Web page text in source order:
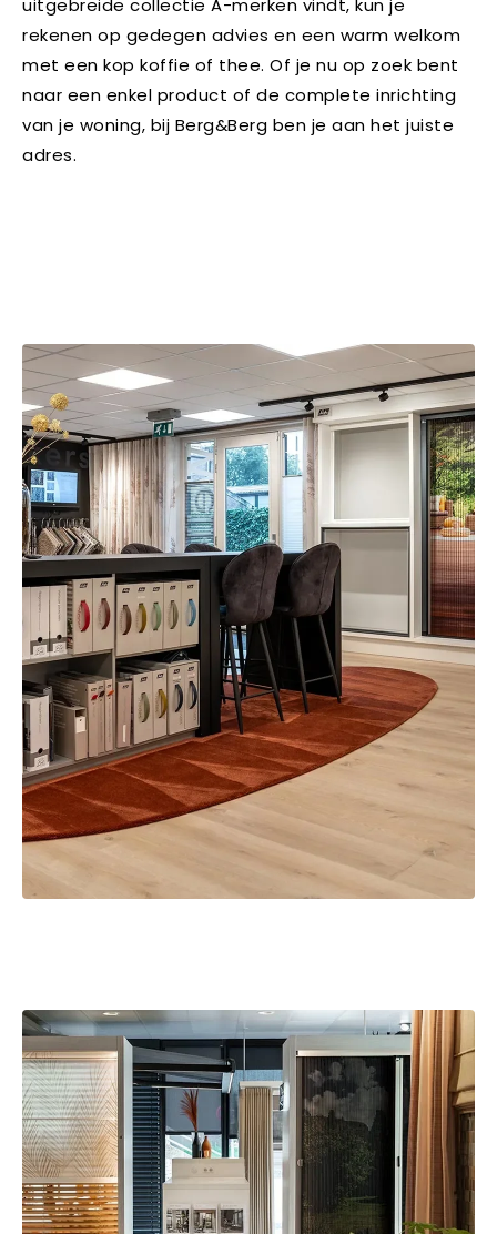
uitgebreide collectie A-merken vindt, kun je
rekenen op gedegen advies en een warm welkom
met een kop koffie of thee. Of je nu op zoek bent
naar een enkel product of de complete inrichting
van je woning, bij Berg&Berg ben je aan het juiste
adres.